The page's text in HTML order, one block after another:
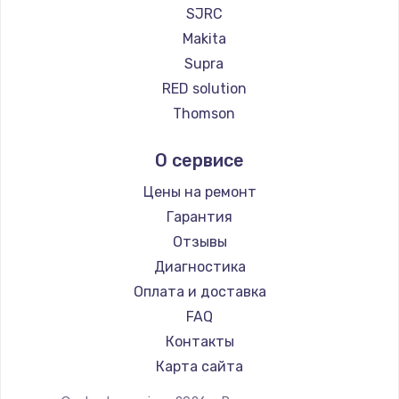
Ремонт пылесосов Kyvol
Ремонт пылесосов Eigen
Ремонт пылесосов Honor
Ремонт пылесосов Qyron
Ремонт пылесосов Doffler
Ремонт пылесосов Bosch
Ремонт пылесосов Elitech
Ремонт пылесосов STIHL
Ремонт пылесосов Kirby
SJRC
Makita
Supra
RED solution
Thomson
lydsto
Atvel
Tineco
Tuvio
Clever clean
DEXP
Haier
Pioneer
Electrolux
О сервисе
Цены на ремонт
Гарантия
Отзывы
Диагностика
Оплата и доставка
FAQ
Контакты
Карта сайта